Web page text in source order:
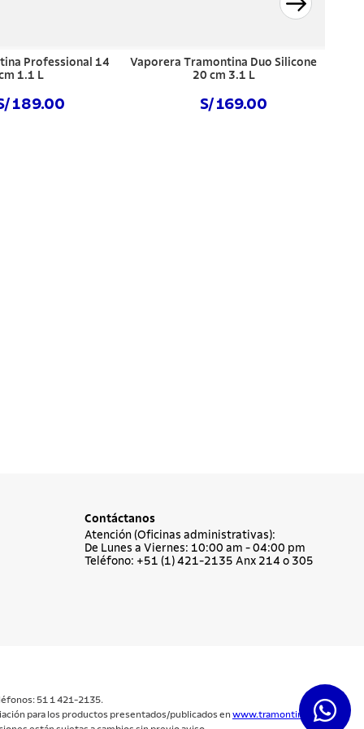
Professional 14
1.1 L
189.00
Vaporera Tramontina Duo Silicone
20 cm 3.1 L
S/ 169.00
Contáctanos
Atención (Oficinas administrativas):
De Lunes a Viernes: 10:00 am - 04:00 pm
Teléfono: +51 (1) 421-2135 Anx 214 o 305
51 1 421-2135.
para los productos presentados/publicados en www.tramontina.com.pe